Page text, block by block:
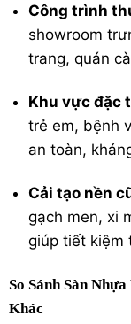
Công trình
showroom
trang, quán
Khu vực đặc
trẻ em, bệnh
an toàn,
Cải tạo nền
gạch men, xi
giúp tiết kiệm
So Sánh Sàn
Khác